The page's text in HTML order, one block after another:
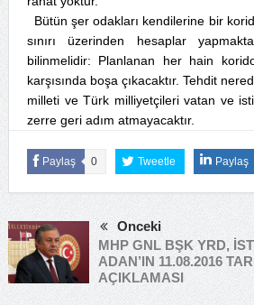
Bütün şer odakları kendilerine bir
sınırı üzerinden hesaplar
bilinmelidir: Planlanan her hain
karşısında boşa çıkacaktır. Tehdit
milleti ve Türk milliyetçileri vatan ve
zerre geri adım atmayacaktır.
Paylaş 0 Tweetle Paylaş
Önceki
MHP GNL BŞK YRD,
ADAN’IN 11.08.2016
AÇIKLAMASI